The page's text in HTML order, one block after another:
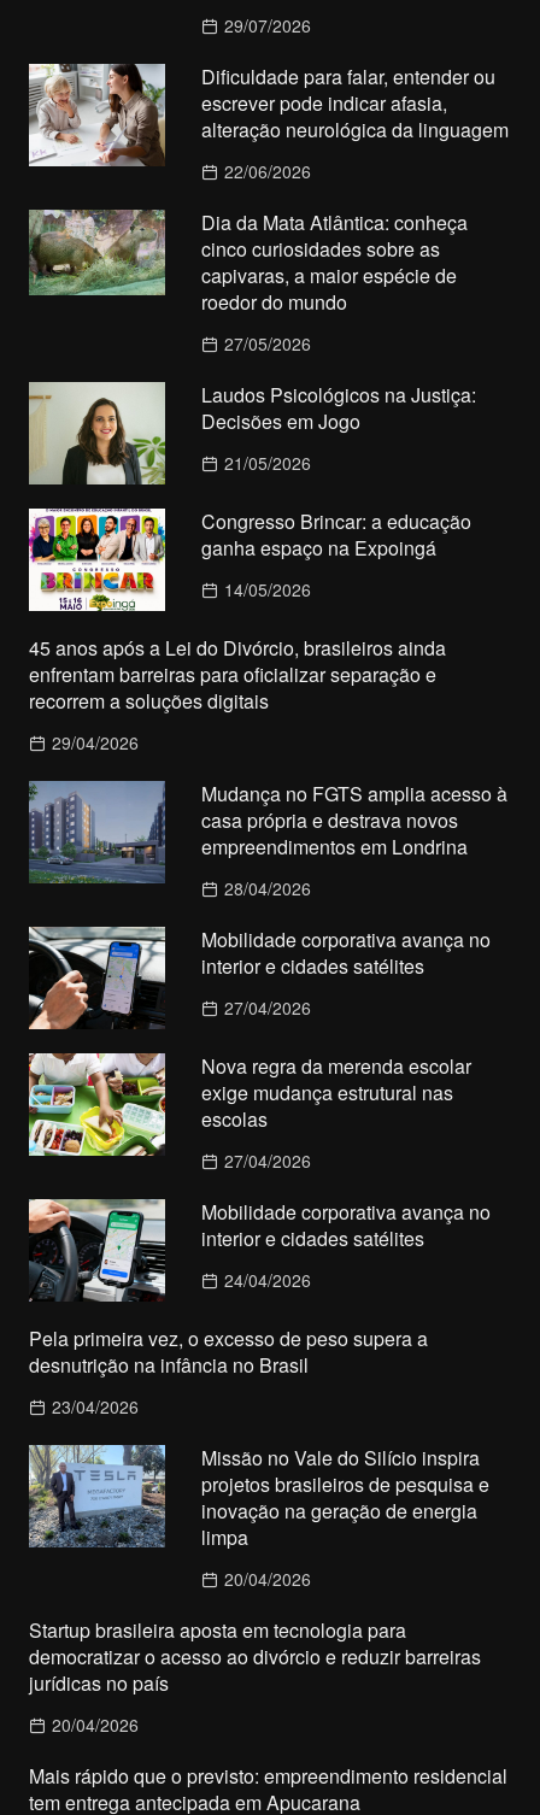
29/07/2026
Dificuldade para falar, entender ou
escrever pode indicar afasia,
alteração neurológica da linguagem
22/06/2026
Dia da Mata Atlântica: conheça
cinco curiosidades sobre as
capivaras, a maior espécie de
roedor do mundo
27/05/2026
Laudos Psicológicos na Justiça:
Decisões em Jogo
21/05/2026
Congresso Brincar: a educação
ganha espaço na Expoingá
14/05/2026
45 anos após a Lei do Divórcio, brasileiros ainda
enfrentam barreiras para oficializar separação e
recorrem a soluções digitais
29/04/2026
Mudança no FGTS amplia acesso à
casa própria e destrava novos
empreendimentos em Londrina
28/04/2026
Mobilidade corporativa avança no
interior e cidades satélites
27/04/2026
Nova regra da merenda escolar
exige mudança estrutural nas
escolas
27/04/2026
Mobilidade corporativa avança no
interior e cidades satélites
24/04/2026
Pela primeira vez, o excesso de peso supera a
desnutrição na infância no Brasil
23/04/2026
Missão no Vale do Silício inspira
projetos brasileiros de pesquisa e
inovação na geração de energia
limpa
20/04/2026
Startup brasileira aposta em tecnologia para
democratizar o acesso ao divórcio e reduzir barreiras
jurídicas no país
20/04/2026
Mais rápido que o previsto: empreendimento residencial
tem entrega antecipada em Apucarana